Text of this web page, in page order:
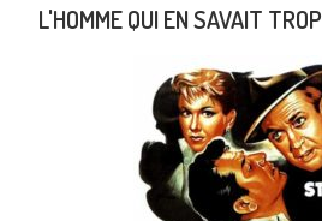
L'HOMME QUI EN SAVAIT TROP